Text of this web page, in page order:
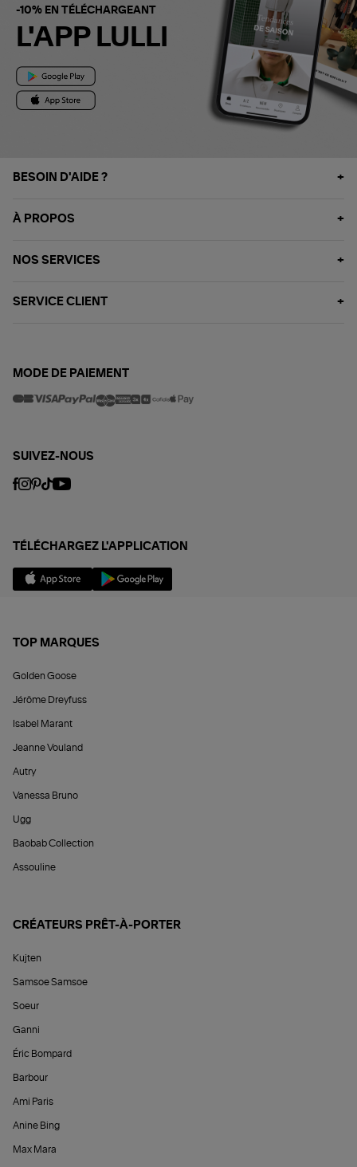
-10% EN TÉLÉCHARGEANT
L'APP LULLI
BESOIN D'AIDE ?
À PROPOS
NOS SERVICES
SERVICE CLIENT
MODE DE PAIEMENT
SUIVEZ-NOUS
TÉLÉCHARGEZ L'APPLICATION
TOP MARQUES
Golden Goose
Jérôme Dreyfuss
Isabel Marant
Jeanne Vouland
Autry
Vanessa Bruno
Ugg
Baobab Collection
Assouline
CRÉATEURS PRÊT-À-PORTER
Kujten
Samsoe Samsoe
Soeur
Ganni
Éric Bompard
Barbour
Ami Paris
Anine Bing
Max Mara